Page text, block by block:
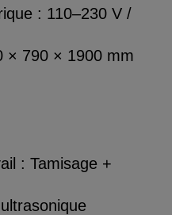
: 110–230 V /
× 790 × 1900 mm
: Tamisage +